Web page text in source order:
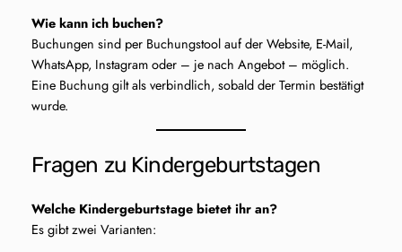
Wie kann ich buchen?
Buchungen sind per Buchungstool auf der Website, E-Mail,
WhatsApp, Instagram oder – je nach Angebot – möglich.
Eine Buchung gilt als verbindlich, sobald der Termin bestätigt
wurde.
Fragen zu Kindergeburtstagen
Welche Kindergeburtstage bietet ihr an?
Es gibt zwei Varianten: